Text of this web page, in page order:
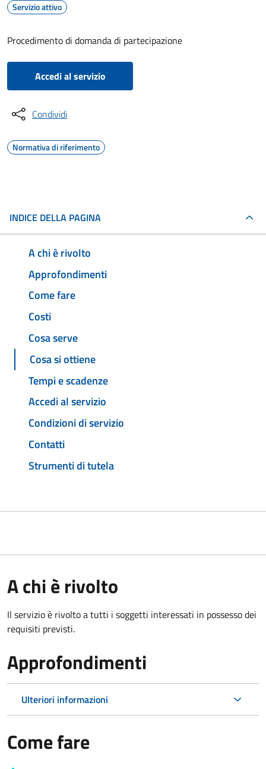
Servizio attivo
Procedimento di domanda di partecipazione
Accedi al servizio
Condividi
Normativa di riferimento
INDICE DELLA PAGINA
A chi è rivolto
Approfondimenti
Come fare
Costi
Cosa serve
Cosa si ottiene
Tempi e scadenze
Accedi al servizio
Condizioni di servizio
Contatti
Strumenti di tutela
A chi è rivolto
Il servizio è rivolto a tutti i soggetti interessati in possesso dei
requisiti previsti.
Approfondimenti
Ulteriori informazioni
Come fare